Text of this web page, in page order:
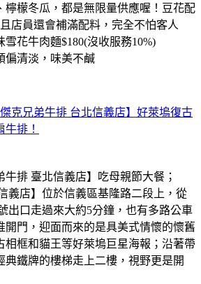
檸檬冬瓜，都是無限量供應喔！豆花配
店員還會補滿配料，完全不怕客人
雪花牛肉麵$180(沒收服務10%)
偏清淡，味美不鹹
克兄弟牛排 台北信義店】好萊塢復古
排！
排 臺北信義店】吃母親節大餐；
義店】位於信義區基隆路二段上，從
出口走過來大約5分鐘，也有多路公車
開門，迎面而來的是具美式情懷的懷舊
相框和貓王等好萊塢巨星海報；沿著帶
典鐵牌的樓梯走上二樓，視野更是開